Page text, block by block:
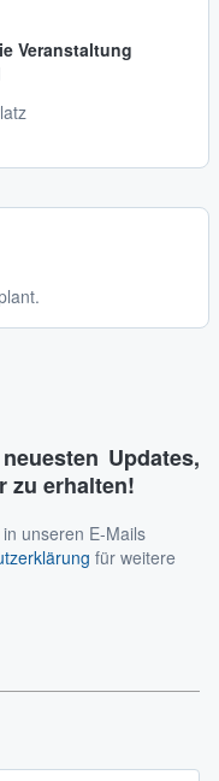
Veranstaltung
Updates,
zu erhalten!
unseren E-Mails
für weitere